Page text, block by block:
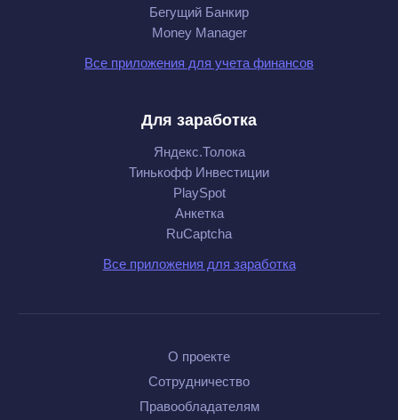
Бегущий Банкир
Money Manager
Все приложения для учета финансов
Для заработка
Яндекс.Толока
Тинькофф Инвестиции
PlaySpot
Анкетка
RuCaptcha
Все приложения для заработка
О проекте
Сотрудничество
Правообладателям